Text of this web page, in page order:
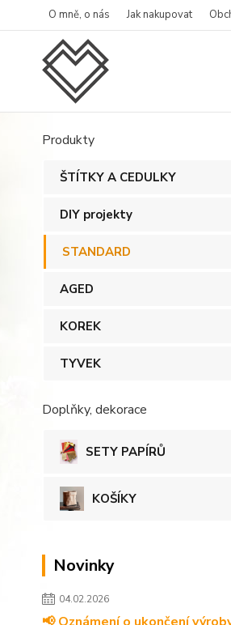
O mně, o nás Jak nakupovat
Produkty
ŠTÍTKY A CEDULKY
DIY projekty
STANDARD
AGED
KOREK
TYVEK
Doplňky, dekorace
SETY PAPÍRŮ
KOŠÍKY
Novinky
04.02.2026